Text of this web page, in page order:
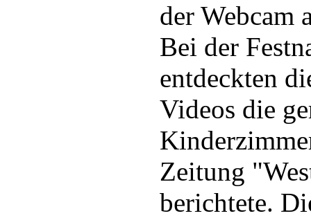
der Webcam
Bei der
entdeckten
Videos die
Zeitung
berichtete.